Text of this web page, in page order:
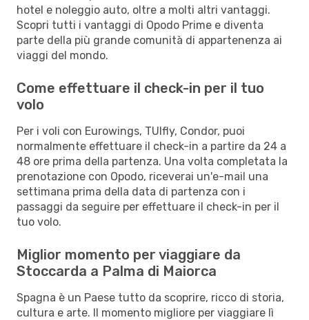
hotel e noleggio auto, oltre a molti altri vantaggi.
Scopri tutti i vantaggi di Opodo Prime e diventa
parte della più grande comunità di appartenenza ai
viaggi del mondo.
Come effettuare il check-in per il tuo
volo
Per i voli con Eurowings, TUIfly, Condor, puoi
normalmente effettuare il check-in a partire da 24 a
48 ore prima della partenza. Una volta completata la
prenotazione con Opodo, riceverai un'e-mail una
settimana prima della data di partenza con i
passaggi da seguire per effettuare il check-in per il
tuo volo.
Miglior momento per viaggiare da
Stoccarda a Palma di Maiorca
Spagna è un Paese tutto da scoprire, ricco di storia,
cultura e arte. Il momento migliore per viaggiare lì